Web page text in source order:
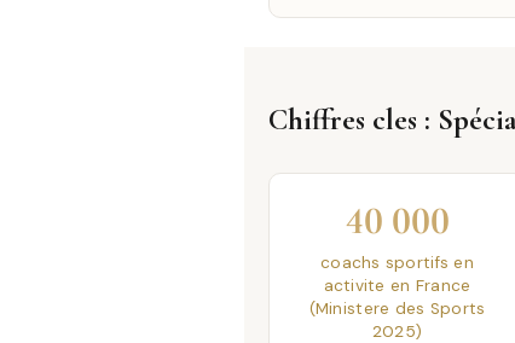
Chiffres cles :
40 000
coachs sportifs en
activite en France
(Ministere des Sports
2025)